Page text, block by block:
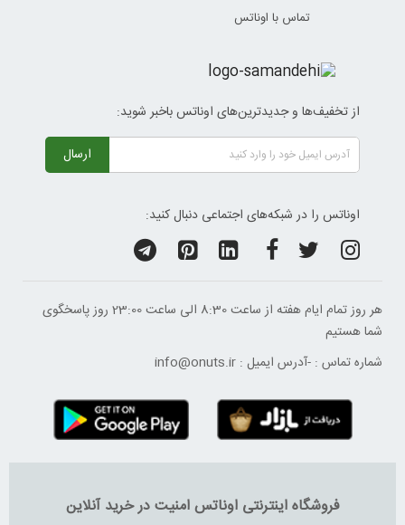
تماس با اوناتس
از تخفیف‌ها و جدیدترین‌های اوناتس باخبر شوید:
ارسال
اوناتس را در شبکه‌های اجتماعی دنبال کنید:
هر روز تمام ایام هفته از ساعت 8:30 الی ساعت 23:00 ‌روز پاسخگوی
شما هستیم
شماره تماس : -آدرس ایمیل : info@onuts.ir
فروشگاه اینترنتی اوناتس امنیت در خرید آنلاین